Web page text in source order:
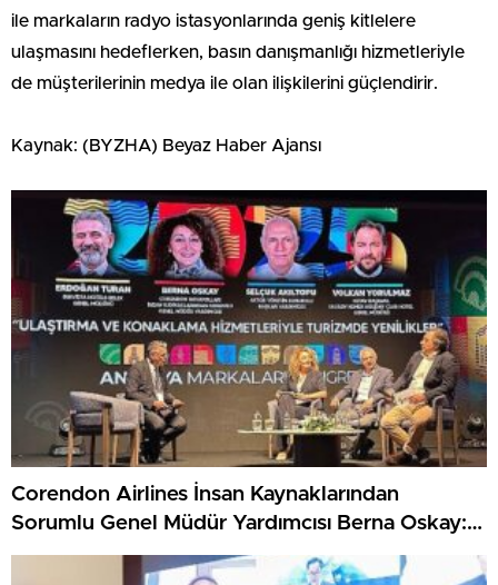
ile markaların radyo istasyonlarında geniş kitlelere
ulaşmasını hedeflerken, basın danışmanlığı hizmetleriyle
de müşterilerinin medya ile olan ilişkilerini güçlendirir.
Kaynak: (BYZHA) Beyaz Haber Ajansı
Corendon Airlines İnsan Kaynaklarından
Sorumlu Genel Müdür Yardımcısı Berna Oskay:
“Z kuşağına yapılan yatırım, turizmin geleceğine